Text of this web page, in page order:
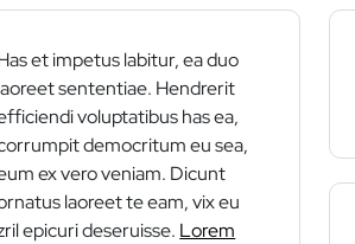
et impetus labitur, ea duo
sententiae. Hendrerit
voluptatibus has ea,
democritum eu sea,
ex vero veniam. Dicunt
laoreet te eam, vix eu
epicuri deseruisse. Lorem